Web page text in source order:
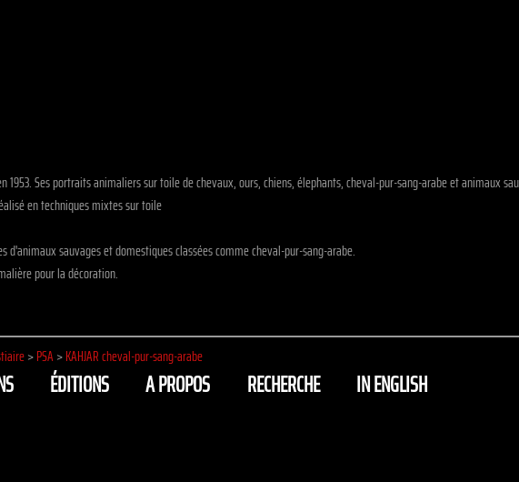
1953. Ses portraits animaliers sur toile de chevaux, ours, chiens, élephants, cheval-pur-sang-arabe et animaux
en techniques mixtes sur toile
d'animaux sauvages et domestiques classées comme cheval-pur-sang-arabe.
pour la décoration.
>PSA>KAHJAR cheval-pur-sang-arabe
ÉDITIONS A PROPOS RECHERCHE IN ENGLISH